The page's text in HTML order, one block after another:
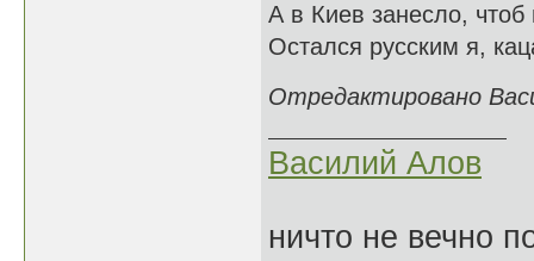
А в Киев занесло,
Остался русским я,
Отредактировано
Василий Алов
ничто не вечно